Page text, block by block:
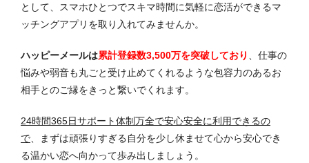
として、スマホひとつでスキマ時間に気軽に恋活ができるマ
ッチングアプリを取り入れてみませんか。
ハッピーメールは累計登録数3,500万を突破しており
、仕事の
悩みや弱音も丸ごと受け止めてくれるような包容力のあるお
相手とのご縁をきっと繋いでくれます。
24時間365日サポート体制万全で安心安全に利用できるの
で 、まずは頑張りすぎる自分を少し休ませて心から安心でき
る温かい恋へ向かって歩み出しましょう。